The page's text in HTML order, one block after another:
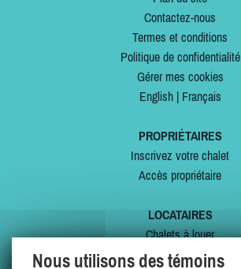
Contactez-nous
Termes et conditions
Politique de confidentialité
Gérer mes cookies
English| Français
PROPRIÉTAIRES
Inscrivez votre chalet
Accès propriétaire
LOCATAIRES
Chalets à louer
Chalets à vendre
Nous utilisons des témoins